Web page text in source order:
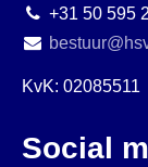
+31 50 595
KvK: 02085511
Social